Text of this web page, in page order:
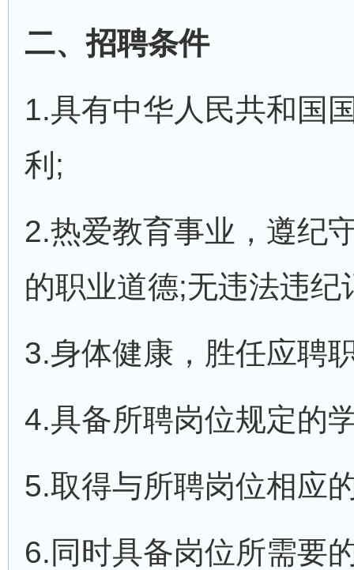
二、招聘条件
1.具有中华人民共和国
利;
2.热爱教育事业，遵纪
的职业道德;无违法违纪
3.身体健康，胜任应聘
4.具备所聘岗位规定的
5.取得与所聘岗位相应
6.同时具备岗位所需要